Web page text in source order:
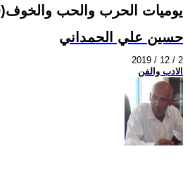
يوميات الحرب والحب والخوف(19)
حسين علي الحمداني
2019 / 12 / 2
الادب والفن